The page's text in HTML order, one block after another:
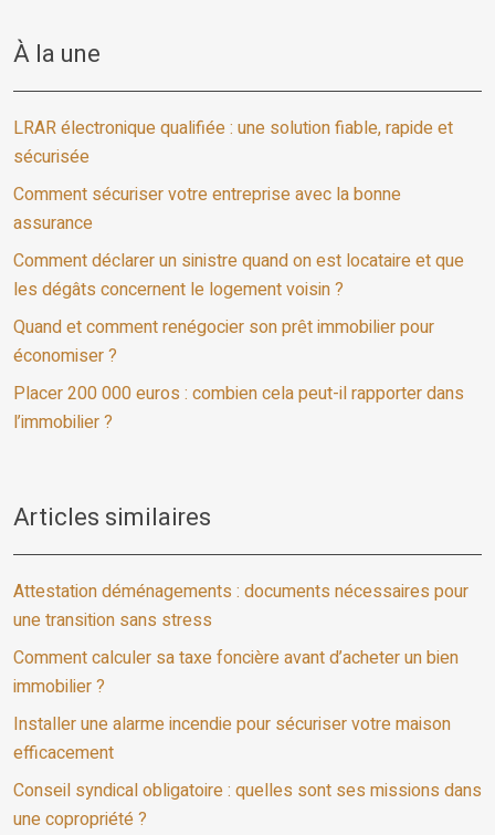
À la une
LRAR électronique qualifiée : une solution fiable, rapide et
sécurisée
Comment sécuriser votre entreprise avec la bonne
assurance
Comment déclarer un sinistre quand on est locataire et que
les dégâts concernent le logement voisin ?
Quand et comment renégocier son prêt immobilier pour
économiser ?
Placer 200 000 euros : combien cela peut-il rapporter dans
l’immobilier ?
Articles similaires
Attestation déménagements : documents nécessaires pour
une transition sans stress
Comment calculer sa taxe foncière avant d’acheter un bien
immobilier ?
Installer une alarme incendie pour sécuriser votre maison
efficacement
Conseil syndical obligatoire : quelles sont ses missions dans
une copropriété ?